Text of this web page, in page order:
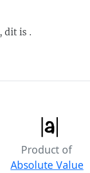
, dit is .
Product of
Absolute Value